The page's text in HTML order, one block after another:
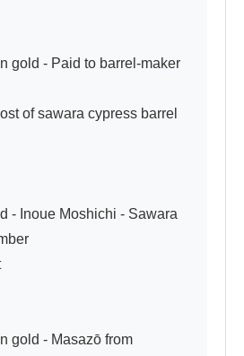
gold - Paid to barrel-maker
- Inoue Moshichi - Sawara
gold - Masazō from